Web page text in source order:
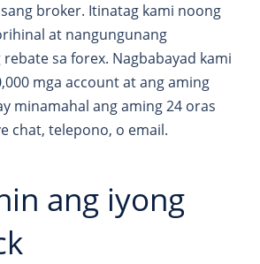
broker. Itinatag kami noong
at nangungunang
sa forex. Nagbabayad kami
mga account at ang aming
minamahal ang aming 24 oras
chat, telepono, o email.
ang iyong